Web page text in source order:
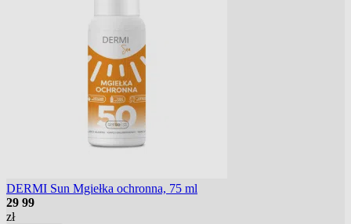
DERMI Sun Mgiełka ochronna, 75 ml
29 99
zł